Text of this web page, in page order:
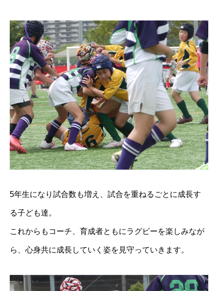
5年生になり試合数も増え、試合を重ねるごとに成長す
る子ども達。
これからもコーチ、育成者ともにラグビーを楽しみなが
ら、心身共に成長していく姿を見守っていきます。